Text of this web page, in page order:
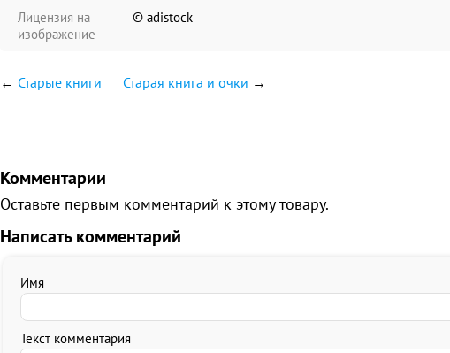
Лицензия на
изображение
© adistock
← Старые книги Старая книга и очки →
Комментарии
Оставьте первым комментарий к этому товару.
Написать комментарий
Имя
Текст комментария